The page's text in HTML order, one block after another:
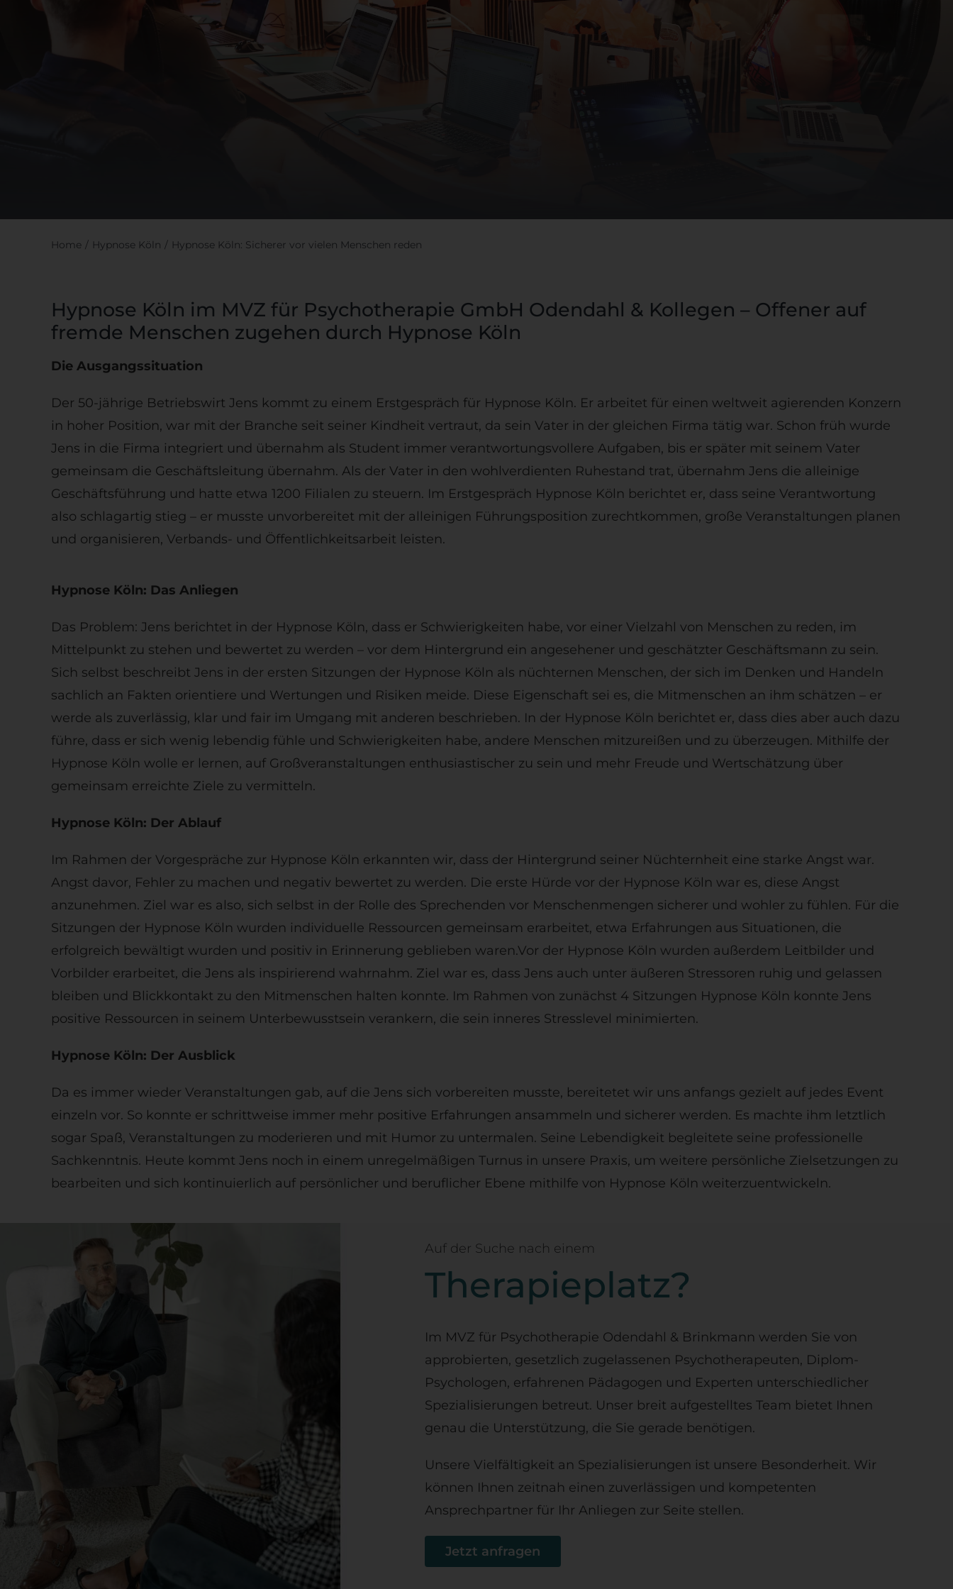
Home Hypnose Köln Hypnose Köln: Sicherer vor vielen Menschen reden
Hypnose Köln im MVZ für Psychotherapie GmbH Odendahl & Kollegen – Offener auf
fremde Menschen zugehen durch Hypnose Köln
Die Ausgangssituation
Der 50-jährige Betriebswirt Jens kommt zu einem Erstgespräch für Hypnose Köln. Er arbeitet für einen weltweit agierenden Konzern
in hoher Position, war mit der Branche seit seiner Kindheit vertraut, da sein Vater in der gleichen Firma tätig war. Schon früh wurde
Jens in die Firma integriert und übernahm als Student immer verantwortungsvollere Aufgaben, bis er später mit seinem Vater
gemeinsam die Geschäftsleitung übernahm. Als der Vater in den wohlverdienten Ruhestand trat, übernahm Jens die alleinige
Geschäftsführung und hatte etwa 1200 Filialen zu steuern. Im Erstgespräch Hypnose Köln berichtet er, dass seine Verantwortung
also schlagartig stieg – er musste unvorbereitet mit der alleinigen Führungsposition zurechtkommen, große Veranstaltungen planen
und organisieren, Verbands- und Öffentlichkeitsarbeit leisten.
Hypnose Köln: Das Anliegen
Das Problem: Jens berichtet in der Hypnose Köln, dass er Schwierigkeiten habe, vor einer Vielzahl von Menschen zu reden, im
Mittelpunkt zu stehen und bewertet zu werden – vor dem Hintergrund ein angesehener und geschätzter Geschäftsmann zu sein.
Sich selbst beschreibt Jens in der ersten Sitzungen der Hypnose Köln als nüchternen Menschen, der sich im Denken und Handeln
sachlich an Fakten orientiere und Wertungen und Risiken meide. Diese Eigenschaft sei es, die Mitmenschen an ihm schätzen – er
werde als zuverlässig, klar und fair im Umgang mit anderen beschrieben. In der Hypnose Köln berichtet er, dass dies aber auch dazu
führe, dass er sich wenig lebendig fühle und Schwierigkeiten habe, andere Menschen mitzureißen und zu überzeugen. Mithilfe der
Hypnose Köln wolle er lernen, auf Großveranstaltungen enthusiastischer zu sein und mehr Freude und Wertschätzung über
gemeinsam erreichte Ziele zu vermitteln.
Hypnose Köln: Der Ablauf
Im Rahmen der Vorgespräche zur Hypnose Köln erkannten wir, dass der Hintergrund seiner Nüchternheit eine starke Angst war.
Angst davor, Fehler zu machen und negativ bewertet zu werden. Die erste Hürde vor der Hypnose Köln war es, diese Angst
anzunehmen. Ziel war es also, sich selbst in der Rolle des Sprechenden vor Menschenmengen sicherer und wohler zu fühlen. Für die
Sitzungen der Hypnose Köln wurden individuelle Ressourcen gemeinsam erarbeitet, etwa Erfahrungen aus Situationen, die
erfolgreich bewältigt wurden und positiv in Erinnerung geblieben waren.Vor der Hypnose Köln wurden außerdem Leitbilder und
Vorbilder erarbeitet, die Jens als inspirierend wahrnahm. Ziel war es, dass Jens auch unter äußeren Stressoren ruhig und gelassen
bleiben und Blickkontakt zu den Mitmenschen halten konnte. Im Rahmen von zunächst 4 Sitzungen Hypnose Köln konnte Jens
positive Ressourcen in seinem Unterbewusstsein verankern, die sein inneres Stresslevel minimierten.
Hypnose Köln: Der Ausblick
Da es immer wieder Veranstaltungen gab, auf die Jens sich vorbereiten musste, bereitetet wir uns anfangs gezielt auf jedes Event
einzeln vor. So konnte er schrittweise immer mehr positive Erfahrungen ansammeln und sicherer werden. Es machte ihm letztlich
sogar Spaß, Veranstaltungen zu moderieren und mit Humor zu untermalen. Seine Lebendigkeit begleitete seine professionelle
Sachkenntnis. Heute kommt Jens noch in einem unregelmäßigen Turnus in unsere Praxis, um weitere persönliche Zielsetzungen zu
bearbeiten und sich kontinuierlich auf persönlicher und beruflicher Ebene mithilfe von Hypnose Köln weiterzuentwickeln.
Auf der Suche nach einem
Therapieplatz?
Im MVZ für Psychotherapie Odendahl & Brinkmann werden Sie von
approbierten, gesetzlich zugelassenen Psychotherapeuten, Diplom-
Psychologen, erfahrenen Pädagogen und Experten unterschiedlicher
Spezialisierungen betreut. Unser breit aufgestelltes Team bietet Ihnen
genau die Unterstützung, die Sie gerade benötigen.
Unsere Vielfältigkeit an Spezialisierungen ist unsere Besonderheit. Wir
können Ihnen zeitnah einen zuverlässigen und kompetenten
Ansprechpartner für Ihr Anliegen zur Seite stellen.
Jetzt anfragen